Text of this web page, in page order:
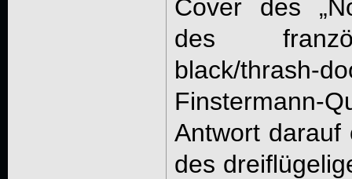
Cover des
des
black/thrash-
Finstermann-
Antwort darauf
des